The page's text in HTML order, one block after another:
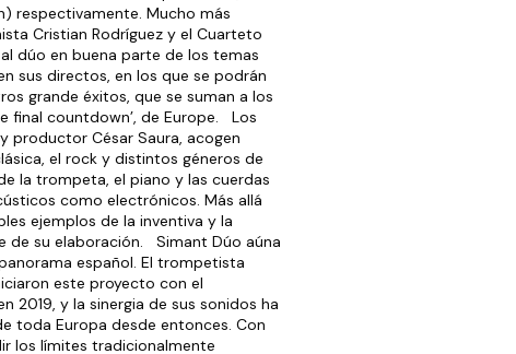
respectivamente. Mucho más
Cristian Rodríguez y el Cuarteto
dúo en buena parte de los temas
sus directos, en los que se podrán
grande éxitos, que se suman a los
final countdown’, de Europe. Los
productor César Saura, acogen
el rock y distintos géneros de
la trompeta, el piano y las cuerdas
como electrónicos. Más allá
ejemplos de la inventiva y la
de su elaboración. Simant Dúo aúna
español. El trompetista
este proyecto con el
2019, y la sinergia de sus sonidos ha
toda Europa desde entonces. Con
los límites tradicionalmente